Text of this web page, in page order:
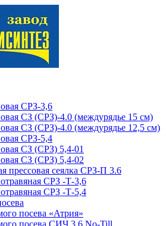
СРЗ-3,6
СЗ (СРЗ)-4.0 (междурядье 15 см)
СЗ (СРЗ)-4.0 (междурядье 12,5 см)
СРЗ-5,4
СЗ (СРЗ) 5,4-01
СЗ (СРЗ) 5,4-02
прессовая сеялка СРЗ-П 3.6
СРЗ -Т-3,6
СРЗ -Т-5,4
посева «Атрия»
посева СИЧ 3,6 No-Till